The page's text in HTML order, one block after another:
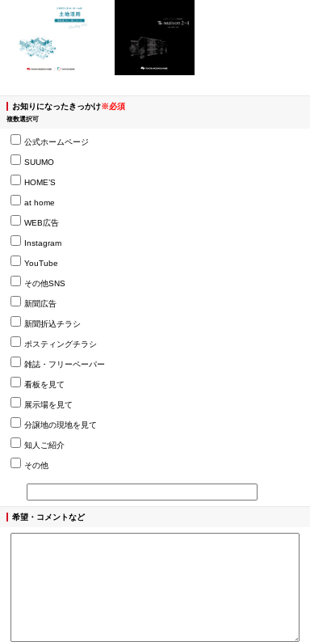
お知りになったきっかけ※必須
複数選択可
公式ホームページ
SUUMO
HOME’S
at home
WEB広告
Instagram
YouTube
その他SNS
新聞広告
新聞折込チラシ
ポスティングチラシ
雑誌・フリーペーパー
看板を見て
展示場を見て
分譲地の現地を見て
知人ご紹介
その他
希望・コメントなど